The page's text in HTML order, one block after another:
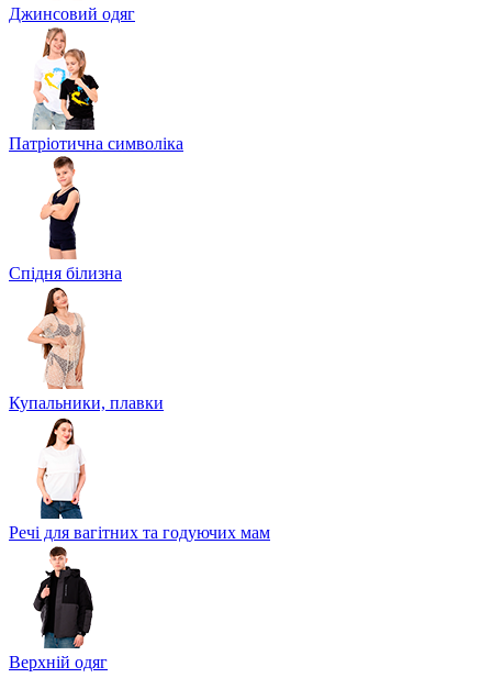
Джинсовий одяг
Патріотична символіка
Спідня білизна
Купальники, плавки
Речі для вагітних та годуючих мам
Верхній одяг